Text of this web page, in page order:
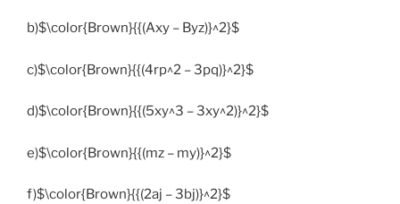
b)$\color{Brown}{{(Axy – Byz)}^2}$
c)$\color{Brown}{{(4rp^2 – 3pq)}^2}$
d)$\color{Brown}{{(5xy^3 – 3xy^2)}^2}$
e)$\color{Brown}{{(mz – my)}^2}$
f)$\color{Brown}{{(2aj – 3bj)}^2}$